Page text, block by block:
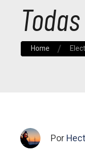
Home
Por